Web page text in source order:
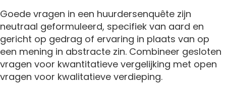
Goede vragen in een huurdersenquête zijn
neutraal geformuleerd, specifiek van aard en
gericht op gedrag of ervaring in plaats van op
een mening in abstracte zin. Combineer gesloten
vragen voor kwantitatieve vergelijking met open
vragen voor kwalitatieve verdieping.